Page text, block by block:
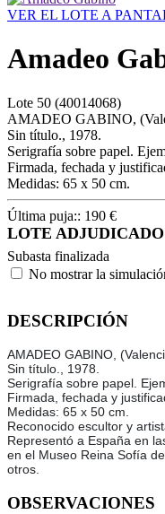
VER EL LOTE A
Amadeo
Lote 50 (40014068)
AMADEO GABINO,
Sin título., 1978.
Serigrafía sobre papel.
Firmada, fechada y
Medidas: 65 x 50 cm.
Última puja:: 190 €
LOTE ADJUDICADO
Subasta finalizada
No mostrar la
DESCRIPCIÓN
AMADEO GABINO,
Sin título., 1978.
Serigrafía sobre papel.
Firmada, fechada y
Medidas: 65 x 50 cm.
Reconocido escultor y
Representó a España en
en el Museo Reina Sofía
otros.
OBSERVACIONES